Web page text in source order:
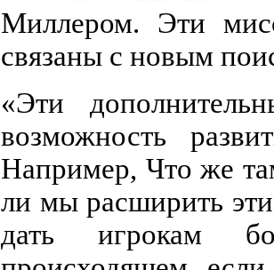
Миллером. Эти
связаны с новым
«Эти
возможность
Например, Что же
ли мы расширить
дать игрокам